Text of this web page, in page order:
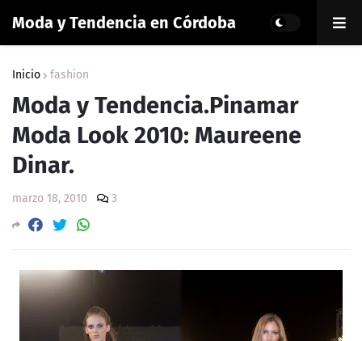
Moda y Tendencia en Córdoba
Inicio fashion
Moda y Tendencia.Pinamar
Moda Look 2010: Maureene
Dinar.
marzo 18, 2010 3